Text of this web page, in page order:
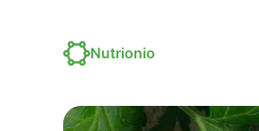
Nutrionio